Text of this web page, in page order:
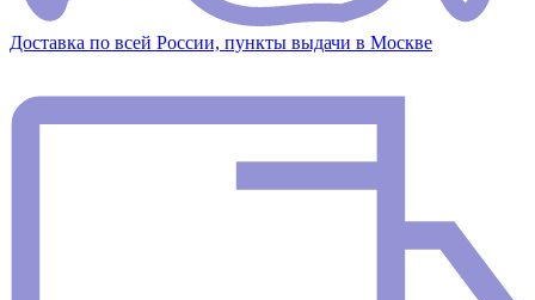
Доставка по всей России, пункты выдачи в Москве